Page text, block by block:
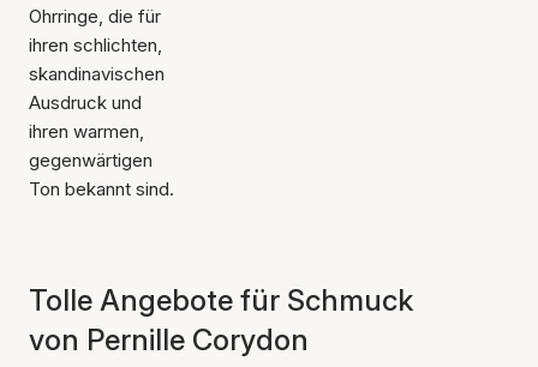
Ohrringe, die für
ihren schlichten,
skandinavischen
Ausdruck und
ihren warmen,
gegenwärtigen
Ton bekannt sind.
Tolle Angebote für Schmuck
von Pernille Corydon